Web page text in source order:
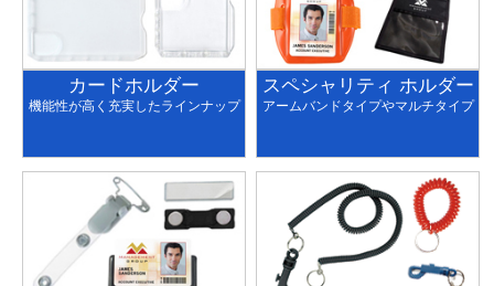
カードホルダー
機能性が高く充実したラインナップ
スペシャリティ ホルダー
アームバンドタイプやマルチタイプ